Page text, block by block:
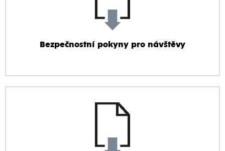
Bezpečnostní pokyny pro návštěvy